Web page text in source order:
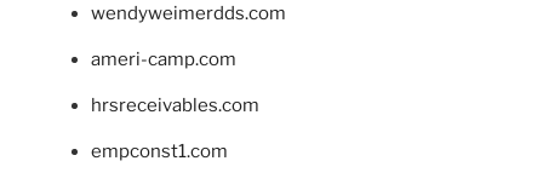
wendyweimerdds.com
ameri-camp.com
hrsreceivables.com
empconst1.com